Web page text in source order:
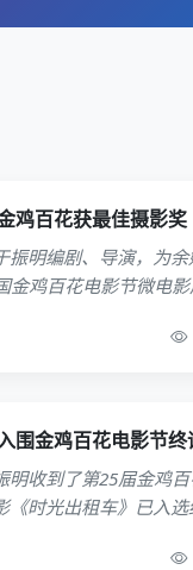
鸡百花获最佳摄影奖
振明编剧、导演，为
金鸡百花电影节微电影
围金鸡百花电影节终
明收到了第25届金鸡
时光出租车》已入选